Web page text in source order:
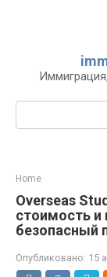
Home
Overseas
стоимость
безопасный
Опубликовано: 15